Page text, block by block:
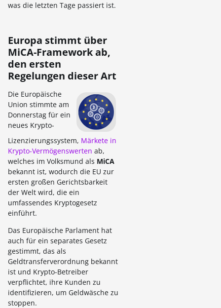
was die letzten Tage passiert ist.
Europa stimmt über
MiCA-Framework ab,
den ersten
Regelungen dieser Art
Die Europäische
Union stimmte am
Donnerstag für ein
neues Krypto-
Lizenzierungssystem, Märkete in
Krypto-Vermögenswerten ab,
welches im Volksmund als MiCA
bekannt ist, wodurch die EU zur
ersten großen Gerichtsbarkeit
der Welt wird, die ein
umfassendes Kryptogesetz
einführt.
Das Europäische Parlament hat
auch für ein separates Gesetz
gestimmt, das als
Geldtransferverordnung bekannt
ist und Krypto-Betreiber
verpflichtet, ihre Kunden zu
identifizieren, um Geldwäsche zu
stoppen.